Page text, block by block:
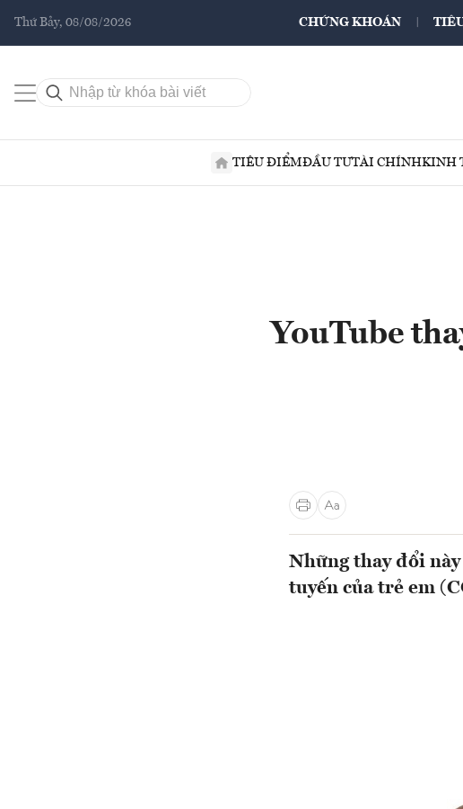
Thứ Bảy, 08/08/2026 CHỨNG KHOÁN
TIÊU ĐIỂMĐẦU TƯTÀI CHÍNHKINH
YouTube
Những thay đổi
tuyến của trẻ em